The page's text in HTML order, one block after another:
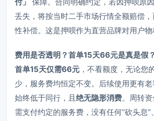
丢失，将按当时二手市场行情全额赔偿
性补偿。这是押呗作为直营品牌对用户物
费用是否透明？首单15天66元是真是假？
首单15天仅需66元 ，不看额度，无论您
少，服务费均恒定不变。后续使用更有
始终低于同行，且绝无隐形消费。周转
需支付约定的服务费，没有任何“砍头息”